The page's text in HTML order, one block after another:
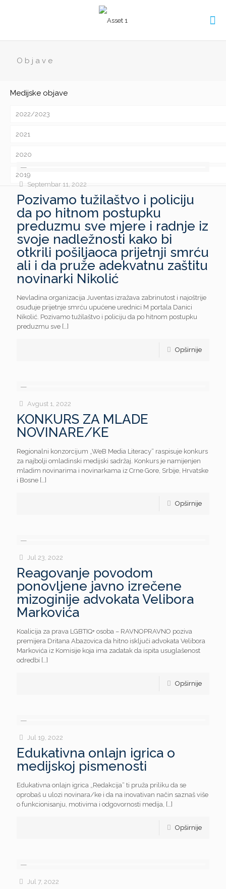
Objave
Septembar 11, 2022
Pozivamo tužilaštvo i policiju
da po hitnom postupku
preduzmu sve mjere i radnje iz
svoje nadležnosti kako bi
otkrili pošiljaoca prijetnji smrću
ali i da pruže adekvatnu zaštitu
novinarki Nikolić
Nevladina organizacija Juventas izražava zabrinutost i najoštrije
osuđuje prijetnje smrću upućene urednici M portala Danici
Nikolić. Pozivamo tužilaštvo i policiju da po hitnom postupku
preduzmu sve […]
Opširnije
Avgust 1, 2022
KONKURS ZA MLADE
NOVINARE/KE
Regionalni konzorcijum „WeB Media Literacy“ raspisuje konkurs
za najbolji omladinski medijski sadržaj. Konkurs je namijenjen
mladim novinarima i novinarkama iz Crne Gore, Srbije, Hrvatske
i Bosne […]
Opširnije
Jul 23, 2022
Reagovanje povodom
ponovljene javno izrečene
mizoginije advokata Velibora
Markovića
Koalicija za prava LGBTIQ+ osoba – RAVNOPRAVNO poziva
premijera Dritana Abazovica da hitno isključi advokata Velibora
Markovića iz Komisije koja ima zadatak da ispita usuglašenost
odredbi […]
Opširnije
Jul 19, 2022
Edukativna onlajn igrica o
medijskoj pismenosti
Edukativna onlajn igrica „Redakcija“ ti pruža priliku da se
oprobaš u ulozi novinara/ke i da na inovativan način saznaš više
o funkcionisanju, motivima i odgovornosti medija, […]
Opširnije
Jul 7, 2022
Medijske objave
2022/2023
2021
2020
2019